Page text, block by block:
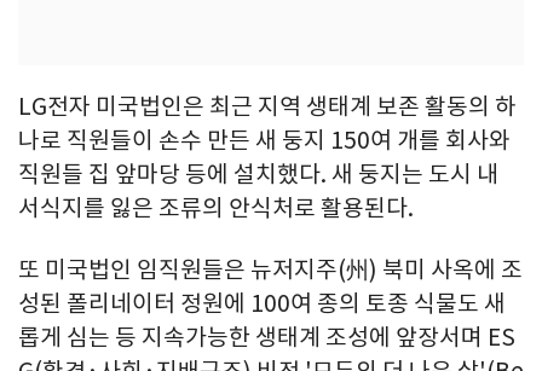
LG전자 미국법인은 최근 지역 생태계 보존 활동의 하
나로 직원들이 손수 만든 새 둥지 150여 개를 회사와
직원들 집 앞마당 등에 설치했다. 새 둥지는 도시 내
서식지를 잃은 조류의 안식처로 활용된다.
또 미국법인 임직원들은 뉴저지주(州) 북미 사옥에 조
성된 폴리네이터 정원에 100여 종의 토종 식물도 새
롭게 심는 등 지속가능한 생태계 조성에 앞장서며 ES